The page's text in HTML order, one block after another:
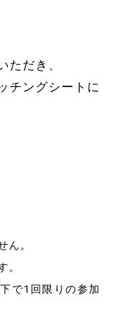
ただき、
チングシートに
ん。
。
で1回限りの参加